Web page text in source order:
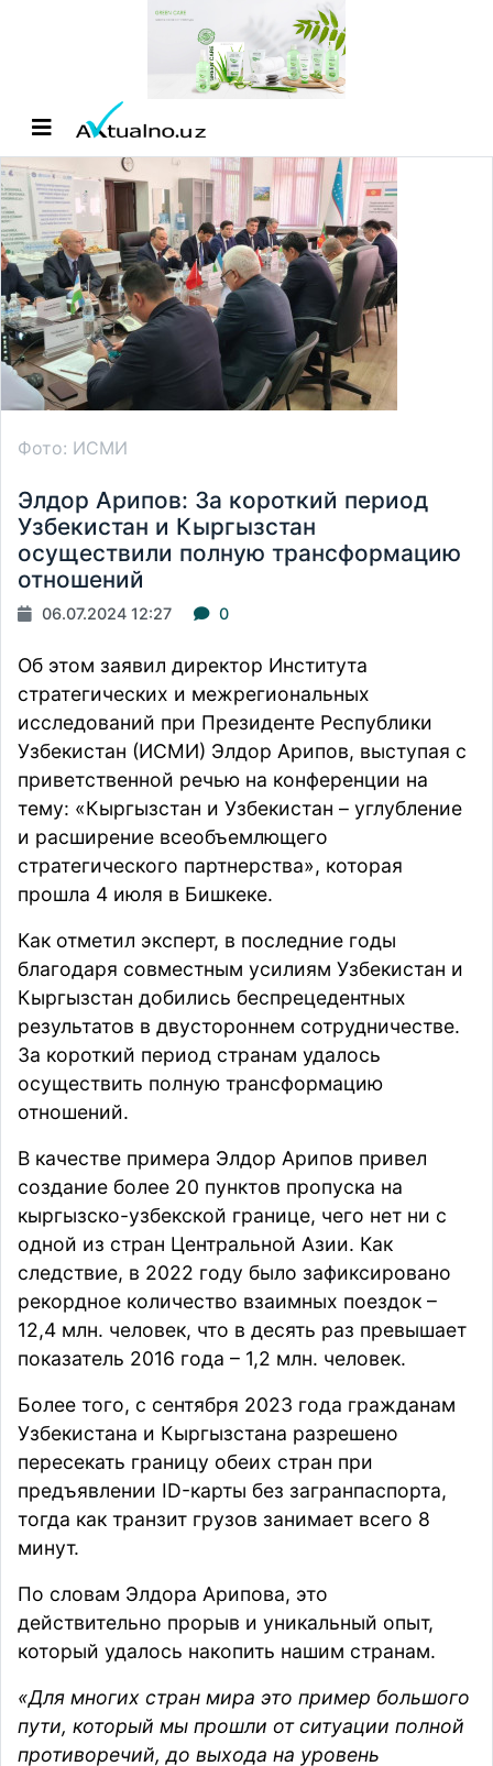
Фото: ИСМИ
Элдор Арипов: За короткий период
Узбекистан и Кыргызстан
осуществили полную трансформацию
отношений
06.07.2024 12:27 0
Об этом заявил директор Института
стратегических и межрегиональных
исследований при Президенте Республики
Узбекистан (ИСМИ) Элдор Арипов, выступая с
приветственной речью на конференции на
тему: «Кыргызстан и Узбекистан – углубление
и расширение всеобъемлющего
стратегического партнерства», которая
прошла 4 июля в Бишкеке.
Как отметил эксперт, в последние годы
благодаря совместным усилиям Узбекистан и
Кыргызстан добились беспрецедентных
результатов в двустороннем сотрудничестве.
За короткий период странам удалось
осуществить полную трансформацию
отношений.
В качестве примера Элдор Арипов привел
создание более 20 пунктов пропуска на
кыргызско-узбекской границе, чего нет ни с
одной из стран Центральной Азии. Как
следствие, в 2022 году было зафиксировано
рекордное количество взаимных поездок –
12,4 млн. человек, что в десять раз превышает
показатель 2016 года – 1,2 млн. человек.
Более того, с сентября 2023 года гражданам
Узбекистана и Кыргызстана разрешено
пересекать границу обеих стран при
предъявлении ID-карты без загранпаспорта,
тогда как транзит грузов занимает всего 8
минут.
По словам Элдора Арипова, это
действительно прорыв и уникальный опыт,
который удалось накопить нашим странам.
«Для многих стран мира это пример большого
пути, который мы прошли от ситуации полной
противоречий, до выхода на уровень